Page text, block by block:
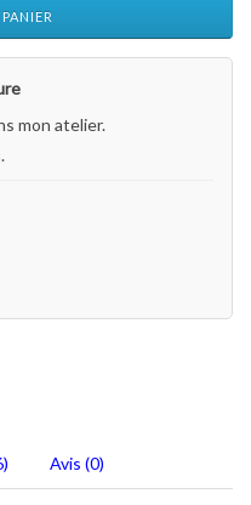
mon atelier.
Avis (0)